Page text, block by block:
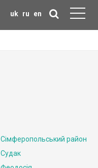
uk ru en
Сімферопольський район
Судак